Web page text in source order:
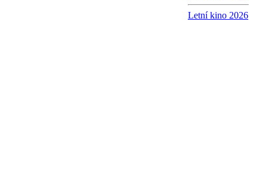
Letní kino 2026